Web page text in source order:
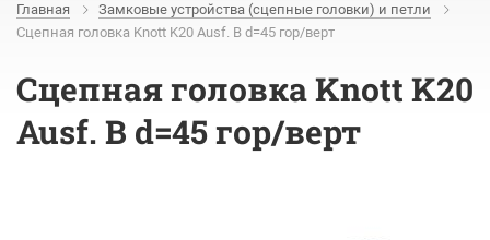
Главная
Замковые устройства (сцепные головки) и петли
Сцепная головка Knott K20 Ausf. B d=45 гор/верт
Сцепная головка Knott K20
Ausf. B d=45 гор/верт